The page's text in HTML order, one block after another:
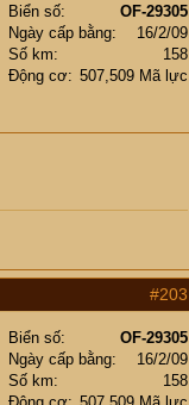
Biển số
OF-29305
Ngày cấp bằng
16/2/09
Số km
158
Động cơ
507,509 Mã lực
#203
Biển số
OF-29305
Ngày cấp bằng
16/2/09
Số km
158